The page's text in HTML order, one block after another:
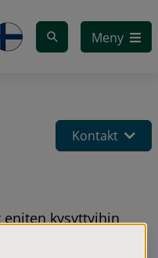
Meny
Kontakt
kysyttyihin